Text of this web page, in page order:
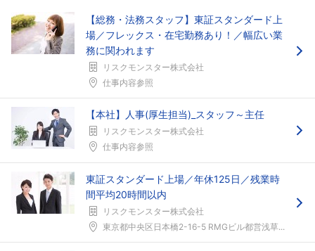
【総務・法務スタッフ】東証スタンダード上
場／フレックス・在宅勤務あり！／幅広い業
務に関われます
リスクモンスター株式会社
仕事内容参照
【本社】人事(厚生担当)_スタッフ～主任
リスクモンスター株式会社
仕事内容参照
東証スタンダード上場／年休125日／残業時
間平均20時間以内
リスクモンスター株式会社
東京都中央区日本橋2-16-5 RMGビル都営浅草...